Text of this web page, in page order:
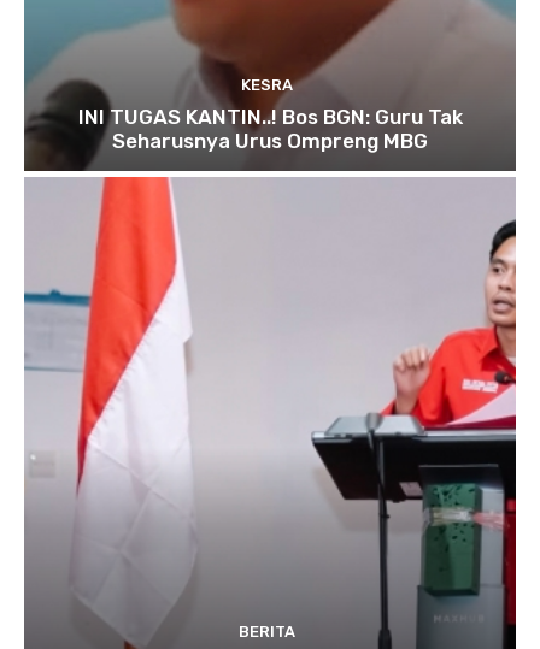
KESRA
INI TUGAS KANTIN..! Bos BGN: Guru Tak
Seharusnya Urus Ompreng MBG
BERITA